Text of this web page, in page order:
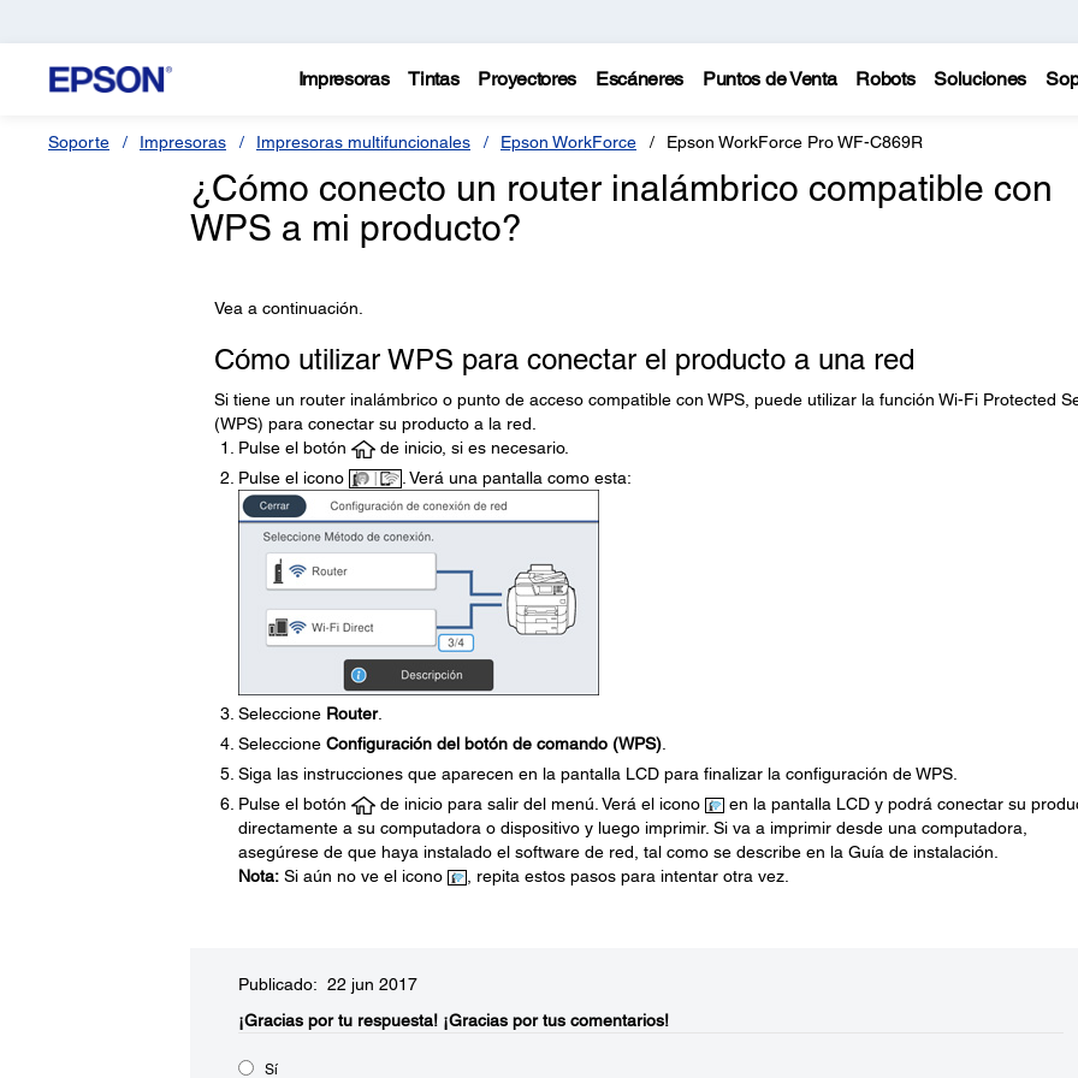
Impresoras Tintas Proyectores Escáneres Puntos de Venta Robots Soluciones
Soporte Impresoras Impresoras multifuncionales Epson WorkForce Epson WorkForce Pro WF-C869R
¿Cómo conecto un router inalámbrico compatible con
WPS a mi producto?
Vea a continuación.
Cómo utilizar WPS para conectar el producto a una red
Si tiene un router inalámbrico o punto de acceso compatible con WPS, puede utilizar la función Wi-Fi Protected
(WPS) para conectar su producto a la red.
Pulse el botón
de inicio, si es necesario.
Pulse el icono
. Verá una pantalla como esta:
Seleccione Router.
Seleccione Configuración del botón de comando (WPS).
Siga las instrucciones que aparecen en la pantalla LCD para finalizar la configuración de WPS.
Pulse el botón
de inicio para salir del menú. Verá el icono
en la pantalla LCD y podrá conectar su
directamente a su computadora o dispositivo y luego imprimir. Si va a imprimir desde una computadora,
asegúrese de que haya instalado el software de red, tal como se describe en la Guía de instalación.
Nota:Si aún no ve el icono , repita estos pasos para intentar otra vez.
Publicado: 22 jun 2017
¡Gracias por tu respuesta! ¡Gracias por tus comentarios!
Sí